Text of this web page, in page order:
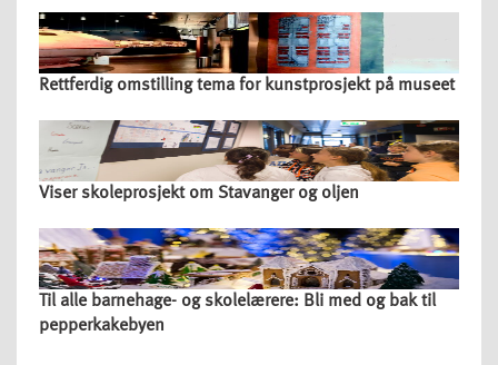
Rettferdig omstilling tema for kunstprosjekt på museet
Viser skoleprosjekt om Stavanger og oljen
Til alle barnehage- og skolelærere: Bli med og bak til
pepperkakebyen